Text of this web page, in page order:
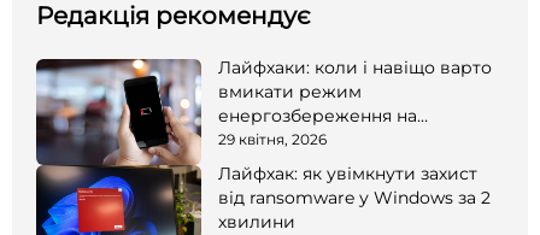
Редакція рекомендує
Лайфхаки: коли і навіщо варто
вмикати режим
енергозбереження на
смартфоні
29 квітня, 2026
Лайфхак: як увімкнути захист
від ransomware у Windows за 2
хвилини